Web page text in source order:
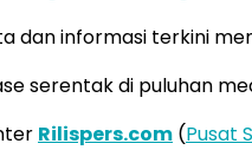
dan informasi terkini
serentak di puluhan
Rilispers.com (Pusat